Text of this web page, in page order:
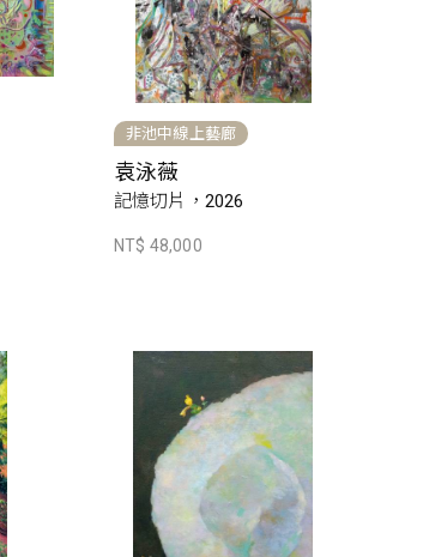
非池中線上藝廊
袁泳薇
記憶切片，2026
NT$ 48,000